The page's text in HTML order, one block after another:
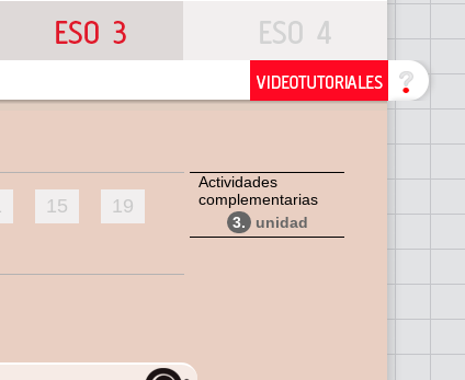
15
19
Actividades
complementarias
3.
unidad